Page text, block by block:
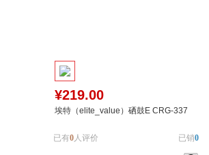
¥219.00
埃特（elite_value）硒鼓E CRG-337
已有0人评价 已销0